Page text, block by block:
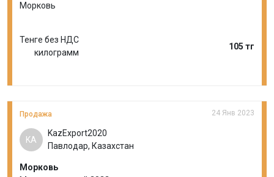
Морковь
Тенге без НДС
килограмм
105 тг
Продажа 24 Янв 2023
KA
KazExport2020
Павлодар, Казахстан
Морковь